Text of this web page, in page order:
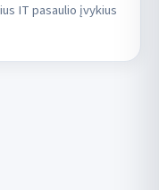
IT pasaulio įvykius